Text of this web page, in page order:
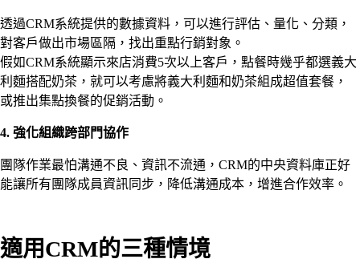
透過CRM系統提供的數據資料，可以進行評估、量化、分類，
對客戶做出市場區隔，找出重點行銷對象。
假如CRM系統顯示來店消費5次以上客戶，點餐時幾乎都選義大
利麵搭配奶茶，就可以考慮將義大利麵和奶茶組成超值套餐，
或推出集點換餐的促銷活動。
4. 強化組織跨部門協作
團隊作業最怕溝通不良、資訊不流通，CRM的中央資料庫正好
能讓所有團隊成員資訊同步，降低溝通成本，增進合作效率。
適用CRM的三種情境